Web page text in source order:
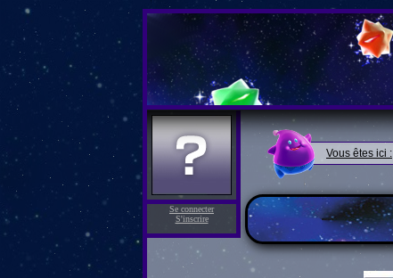
Se connecter
S'inscrire
Vous êtes ici :